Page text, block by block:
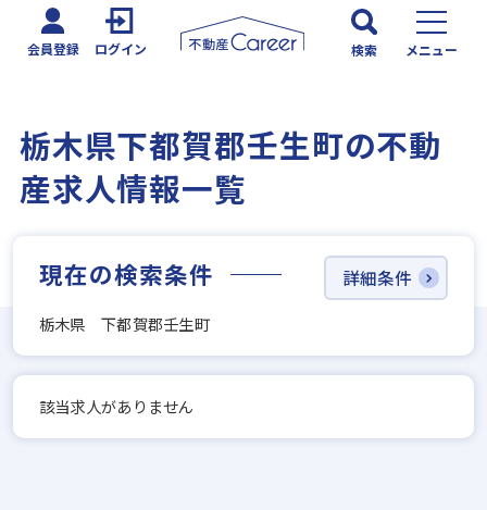
会員登録 ログイン 検索 メニュー
栃木県下都賀郡壬生町の不動
産求人情報一覧
現在の検索条件
栃木県 下都賀郡壬生町
詳細条件
該当求人がありません